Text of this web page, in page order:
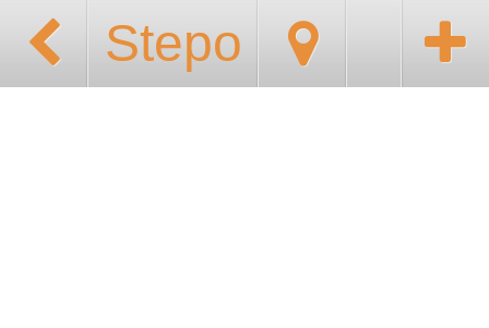
Stepo